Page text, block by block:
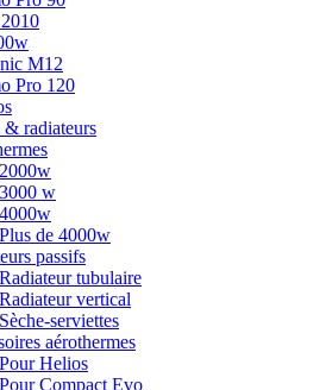
M12
Pro 120
& radiateurs
2000w
3000 w
4000w
Plus de 4000w
passifs
Radiateur tubulaire
Radiateur vertical
Sèche-serviettes
aérothermes
Pour Helios
Pour Compact Evo